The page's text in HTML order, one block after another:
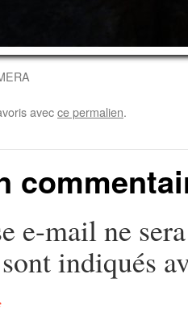
avecce permalien.
e-mail ne
indiqués